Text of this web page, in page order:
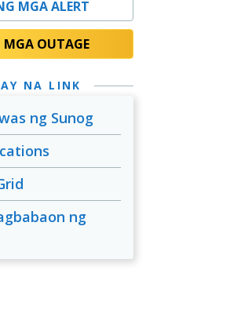
MGA ALERT
OUTAGE
NA LINK
ng Sunog
ng